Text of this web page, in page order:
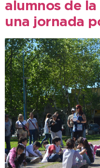
alumnos de la
una jornada